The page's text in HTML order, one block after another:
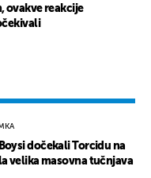
ovakve reakcije
dočekali Torcidu na
velika masovna tučnjava